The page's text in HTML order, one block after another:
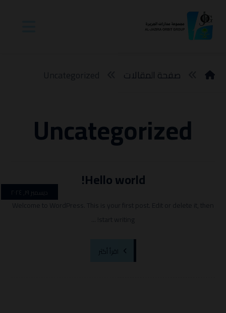
صفحة المقالات Uncategorized
Uncategorized
Hello world!
اقرأ أكثر